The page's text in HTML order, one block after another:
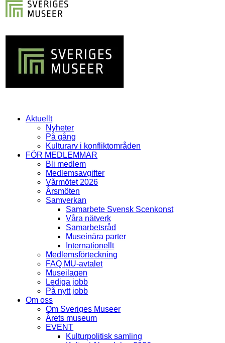
Aktuellt
Nyheter
På gång
Kulturarv i konfliktområden
FÖR MEDLEMMAR
Bli medlem
Medlemsavgifter
Vårmötet 2026
Årsmöten
Samverkan
Samarbete Svensk Scenkonst
Våra nätverk
Samarbetsråd
Museinära parter
Internationellt
Medlemsförteckning
FAQ MU-avtalet
Museilagen
Lediga jobb
På nytt jobb
Om oss
Om Sveriges Museer
Årets museum
EVENT
Kulturpolitisk samling